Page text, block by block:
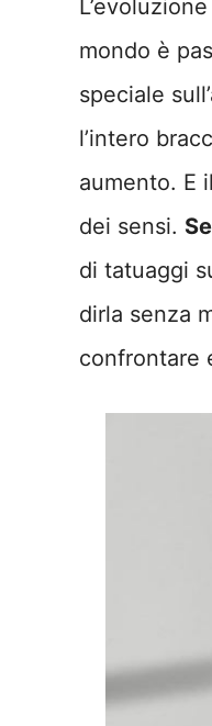
mondo è
speciale
l’intero
aumento. E
dei sensi.
di tatuaggi
dirla senza
confrontare